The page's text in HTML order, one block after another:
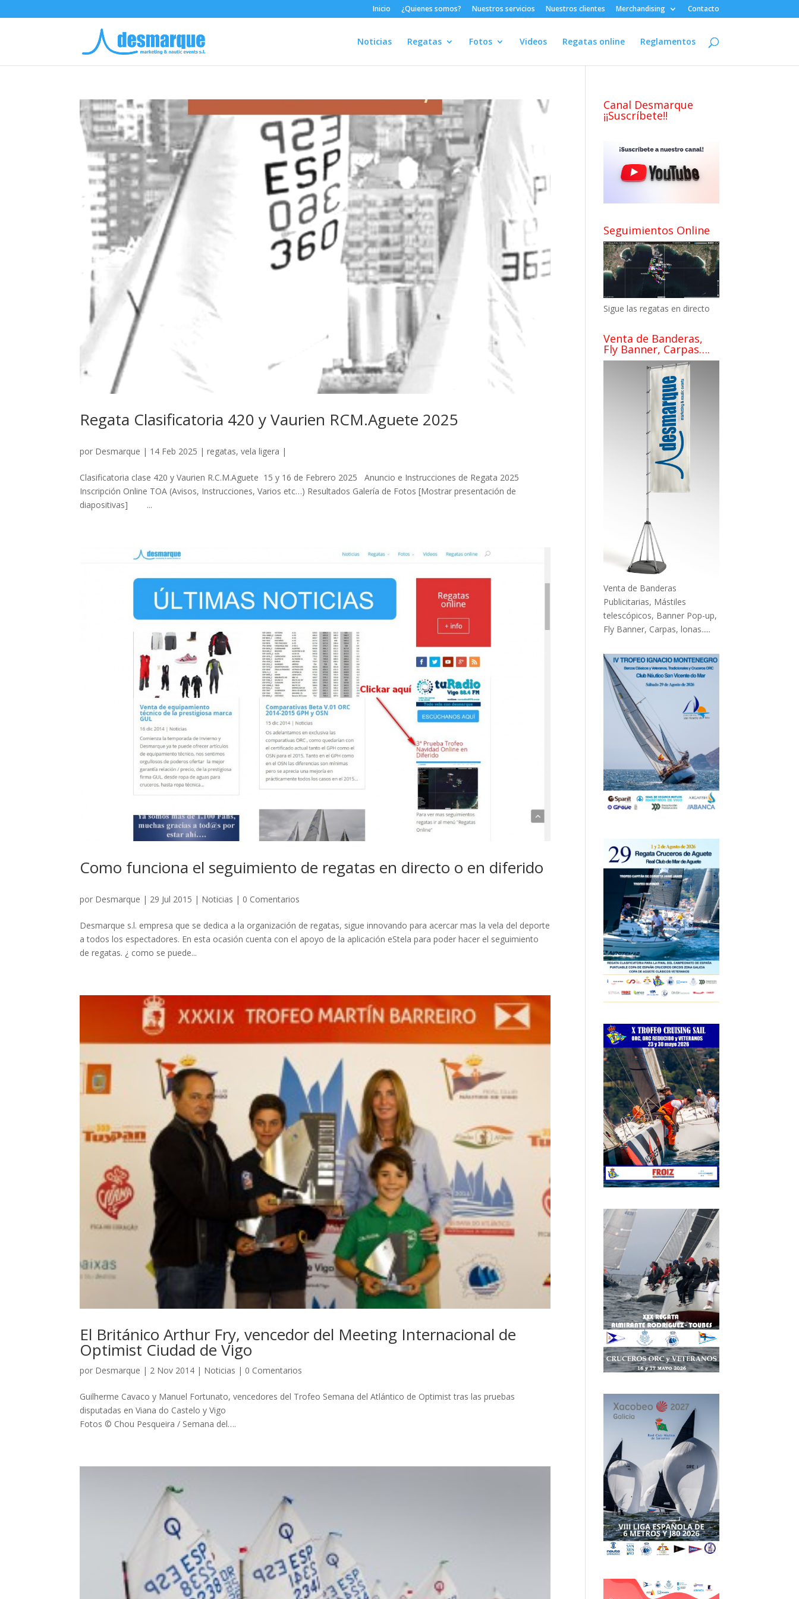
Inicio ¿Quienes somos? Nuestros servicios Nuestros clientes Merchandising Contacto
Noticias Regatas Fotos Videos Regatas online Reglamentos
Regata Clasificatoria 420 y Vaurien RCM.Aguete 2025
por Desmarque | 14 Feb 2025 |regatas,vela ligera |
Clasificatoria clase 420 y Vaurien R.C.M.Aguete 15 y 16 de Febrero 2025 Anuncio e Instrucciones de Regata 2025
Inscripción Online TOA (Avisos, Instrucciones, Varios etc…) Resultados Galería de Fotos [Mostrar presentación de
diapositivas] ...
Como funciona el seguimiento de regatas en directo o en diferido
por Desmarque | 29 Jul 2015 | Noticias | 0 Comentarios
Desmarque s.l. empresa que se dedica a la organización de regatas, sigue innovando para acercar mas la vela del deporte
a todos los espectadores. En esta ocasión cuenta con el apoyo de la aplicación eStela para poder hacer el seguimiento
de regatas. ¿ como se puede...
El Británico Arthur Fry, vencedor del Meeting Internacional de
Optimist Ciudad de Vigo
por Desmarque | 2 Nov 2014 | Noticias | 0 Comentarios
Guilherme Cavaco y Manuel Fortunato, vencedores del Trofeo Semana del Atlántico de Optimist tras las pruebas
disputadas en Viana do Castelo y Vigo
Fotos © Chou Pesqueira / Semana del….
Canal Desmarque
¡¡Suscríbete!!
Seguimientos Online
Sigue las regatas en directo
Venta de Banderas,
Fly Banner, Carpas….
Venta de Banderas
Publicitarias, Mástiles
telescópicos, Banner Pop-up,
Fly Banner, Carpas, lonas.....